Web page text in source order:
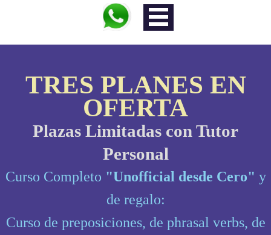
TRES PLANES EN
OFERTA
Plazas Limitadas con Tutor
Personal
Curso Completo "Unofficial desde Cero" y
de regalo:
Curso de preposiciones, de phrasal verbs, de